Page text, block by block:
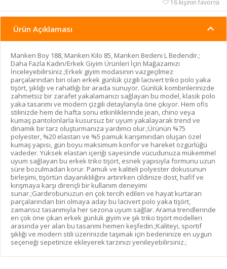
16 kişinin favorisi
Ürün Açıklaması
Manken Boy 188, Manken Kilo 85, Manken Bedeni L Bedendir.;
Daha Fazla Kadın/Erkek Giyim Ürünleri İçin Mağazamızı
İnceleyebilirsiniz.;Erkek giyim modasının vazgeçilmez
parçalarından biri olan erkek günlük çizgili lacivert triko polo yaka
tişört, şıklığı ve rahatlığı bir arada sunuyor. Günlük kombinlerinizde
zahmetsiz bir zarafet yakalamanızı sağlayan bu model, klasik polo
yaka tasarımı ve modern çizgili detaylarıyla öne çıkıyor. Hem ofis
stilinizde hem de hafta sonu etkinliklerinde jean, chino veya
kumaş pantolonlarla kusursuz bir uyum yakalayarak trend ve
dinamik bir tarz oluşturmanıza yardımcı olur.;Ürünün %75
polyester, %20 elastan ve %5 pamuk karışımından oluşan özel
kumaş yapısı, gün boyu maksimum konfor ve hareket özgürlüğü
vadeder. Yüksek elastan içeriği sayesinde vücudunuza mükemmel
uyum sağlayan bu erkek triko tişört, esnek yapısıyla formunu uzun
süre bozulmadan korur. Pamuk ve kaliteli polyester dokusunun
birleşimi, tişörtün dayanıklılığını artırırken cildinize dost, hafif ve
kırışmaya karşı dirençli bir kullanım deneyimi
sunar.;Gardırobunuzun en çok tercih edilen ve hayat kurtaran
parçalarından biri olmaya aday bu lacivert polo yaka tişört,
zamansız tasarımıyla her sezona uyum sağlar. Arama trendlerinde
en çok öne çıkan erkek günlük giyim ve şık triko tişört modelleri
arasında yer alan bu tasarımı hemen keşfedin.;Kaliteyi, sportif
şıklığı ve modern stili üzerinizde taşımak için bedeninize en uygun
seçeneği sepetinize ekleyerek tarzınızı yenileyebilirsiniz.;